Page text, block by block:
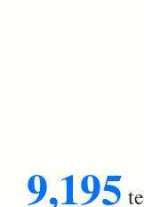
9,195